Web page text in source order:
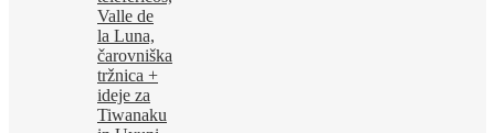
Valle de
la Luna,
čarovniška
tržnica +
ideje za
Tiwanaku